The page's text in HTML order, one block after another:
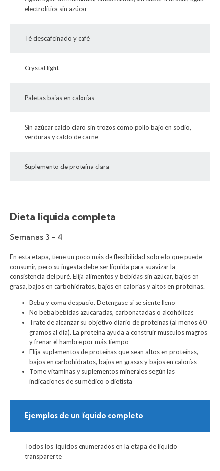
electrolítica sin azúcar
Té descafeinado y café
Crystal light
Paletas bajas en calorías
Sin azúcar caldo claro sin trozos como pollo bajo en sodio,
verduras y caldo de carne
Suplemento de proteína clara
Dieta líquida completa
Semanas 3 - 4
En esta etapa, tiene un poco más de flexibilidad sobre lo que puede
consumir, pero su ingesta debe ser líquida para suavizar la
consistencia del puré. Elija alimentos y bebidas sin azúcar, bajos en
grasa, bajos en carbohidratos, bajos en calorías y altos en proteínas.
Beba y coma despacio. Deténgase si se siente lleno
No beba bebidas azucaradas, carbonatadas o alcohólicas
Trate de alcanzar su objetivo diario de proteínas (al menos 60
gramos al día). La proteína ayuda a construir músculos magros
y frenar el hambre por más tiempo
Elija suplementos de proteínas que sean altos en proteínas,
bajos en carbohidratos, bajos en grasas y bajos en calorías
Tome vitaminas y suplementos minerales según las
indicaciones de su médico o dietista
Ejemplos de un líquido completo
Todos los líquidos enumerados en la etapa de líquido
transparente